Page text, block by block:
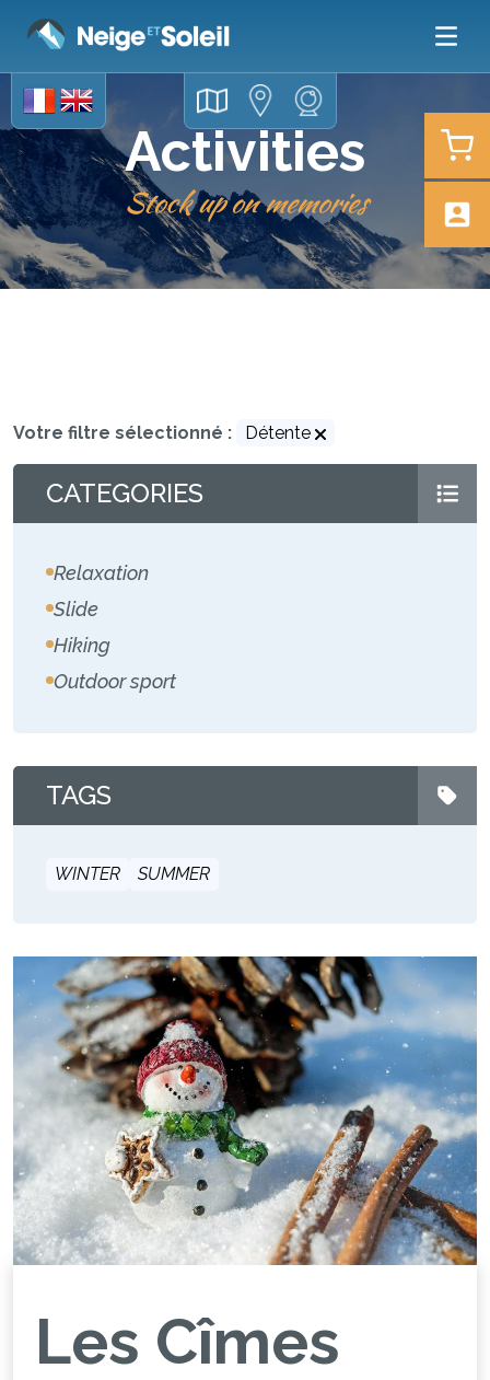
Activities
Stock up on memories
Votre filtre sélectionné : Détente
CATEGORIES
Relaxation
Slide
Hiking
Outdoor sport
TAGS
WINTER SUMMER
Les Cîmes